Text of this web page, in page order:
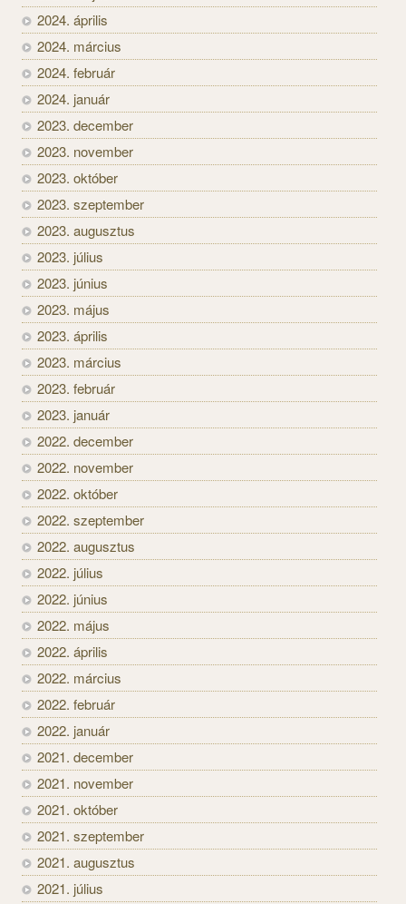
2024. április
2024. március
2024. február
2024. január
2023. december
2023. november
2023. október
2023. szeptember
2023. augusztus
2023. július
2023. június
2023. május
2023. április
2023. március
2023. február
2023. január
2022. december
2022. november
2022. október
2022. szeptember
2022. augusztus
2022. július
2022. június
2022. május
2022. április
2022. március
2022. február
2022. január
2021. december
2021. november
2021. október
2021. szeptember
2021. augusztus
2021. július